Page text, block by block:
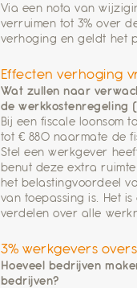
Via een nota van
verruimen tot 3% over
verhoging en geldt het
Effecten verhoging
Wat zullen naar
de werkkostenregeling
Bij een fiscale
tot € 880 naarmate de
Stel een werkgever
benut deze extra
het belastingvoordeel
van toepassing is. Het
verdelen over alle
3% werkgevers
Hoeveel bedrijven
bedrijven?